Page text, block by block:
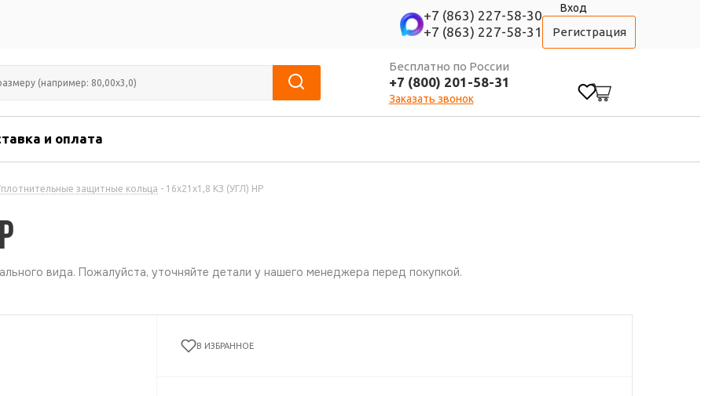
+7 (863) 227-58-30
+7 (863) 227-58-31
Вход
Регистрация
Бесплатно по России
+7 (800) 201-58-31
Заказать звонок
и оплата
защитные кольца - 16х21х1,8 КЗ (УГЛ) НР
вида. Пожалуйста, уточняйте детали у нашего менеджера перед покупкой.
В ИЗБРАННОЕ